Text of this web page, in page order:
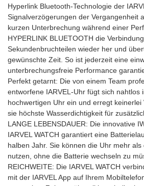
Hyperlink Bluetooth-Technologie der
Signalverzögerungen der Vergangenheit
kurzen Unterbrechung während einer
HYPERLINK BLUETOOTH die
Sekundenbruchteilen wieder her und
gewünschte Zeit. So ist jederzeit eine
unterbrechungsfreie Performance
Perfekt getarnt: Die von einem Team
entworfene IARVEL-Uhr fügt sich nahtlos
hochwertigen Uhr ein und erregt
sie höchste Wasserdichtigkeit für
LANGE LEBENSDAUER: Die innovative
IARVEL WATCH garantiert eine
halben Jahr. Sie können die Uhr mehr
nutzen, ohne die Batterie wechseln zu
REICHWEITE: Die IARVEL WATCH
mit der IARVEL App auf Ihrem